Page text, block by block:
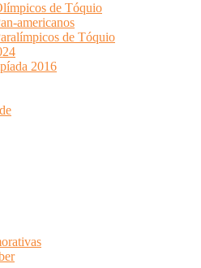
de Tóquio
americanos
de Tóquio
2016